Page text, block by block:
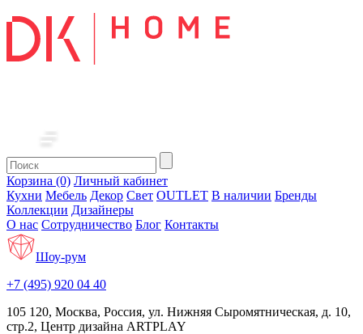
Корзина (0) Личный кабинет
Кухни Мебель Декор Свет OUTLET В наличии Бренды
Коллекции Дизайнеры
О нас Сотрудничество Блог Контакты
Шоу-рум
+7 (495) 920 04 40
105 120, Москва, Россия, ул. Нижняя Сыромятническая, д. 10,
стр.2, Центр дизайна ARTPLAY